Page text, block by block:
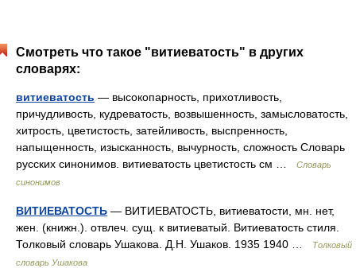
Смотреть что такое "витиеватость" в других
словарях:
витиеватость — высокопарность, прихотливость,
причудливость, кудреватость, возвышенность, замысловатость,
хитрость, цветистость, затейливость, выспренность,
напыщенность, изысканность, вычурность, сложность Словарь
русских синонимов. витиеватость цветистость см …
Словарь
синонимов
ВИТИЕВАТОСТЬ — ВИТИЕВАТОСТЬ, витиеватости, мн. нет,
жен. (книжн.). отвлеч. сущ. к витиеватый. Витиеватость стиля.
Толковый словарь Ушакова. Д.Н. Ушаков. 1935 1940 …
Толковый
словарь Ушакова